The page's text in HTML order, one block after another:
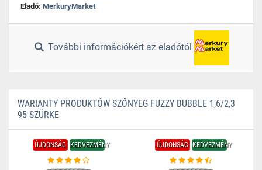
Eladó: MerkuryMarket
További információkért az eladótól
WARIANTY PRODUKTÓW SZŐNYEG FUZZY BUBBLE 1,6/2,3
95 SZÜRKE
ÚJDONSÁG KEDVEZMÉNY ÚJDONSÁG KEDVEZMÉNY